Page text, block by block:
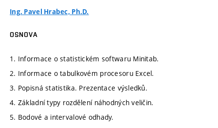
Ing. Pavel Hrabec, Ph.D.
OSNOVA
1. Informace o statistickém softwaru Minitab.
2. Informace o tabulkovém procesoru Excel.
3. Popisná statistika. Prezentace výsledků.
4. Základní typy rozdělení náhodných veličin.
5. Bodové a intervalové odhady.